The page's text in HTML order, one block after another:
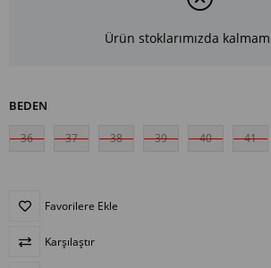
Ürün stoklarımızda
BEDEN
36 37 38 39 40 41
Favorilere Ekle
Karşılaştır